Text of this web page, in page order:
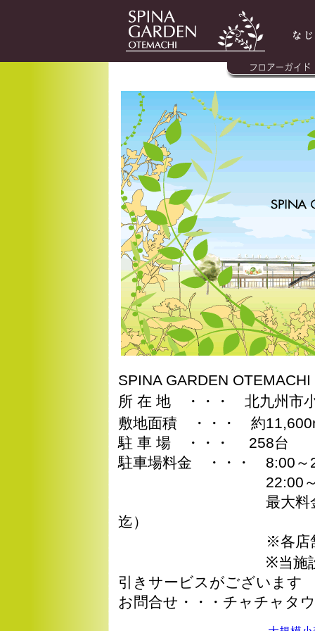
SPINA GARDEN
所 在 地 ・・・ 北九州市
敷地面積 ・・・ 約
駐 車 場 ・・・ 258台
駐車場料金 ・・・ 8:00
22:00～8:00
最大料金 ： 当日1
迄）
※各店舗に駐車
※当施設ご利用の
引きサービスがございます
お問合せ・・・チャチャタ